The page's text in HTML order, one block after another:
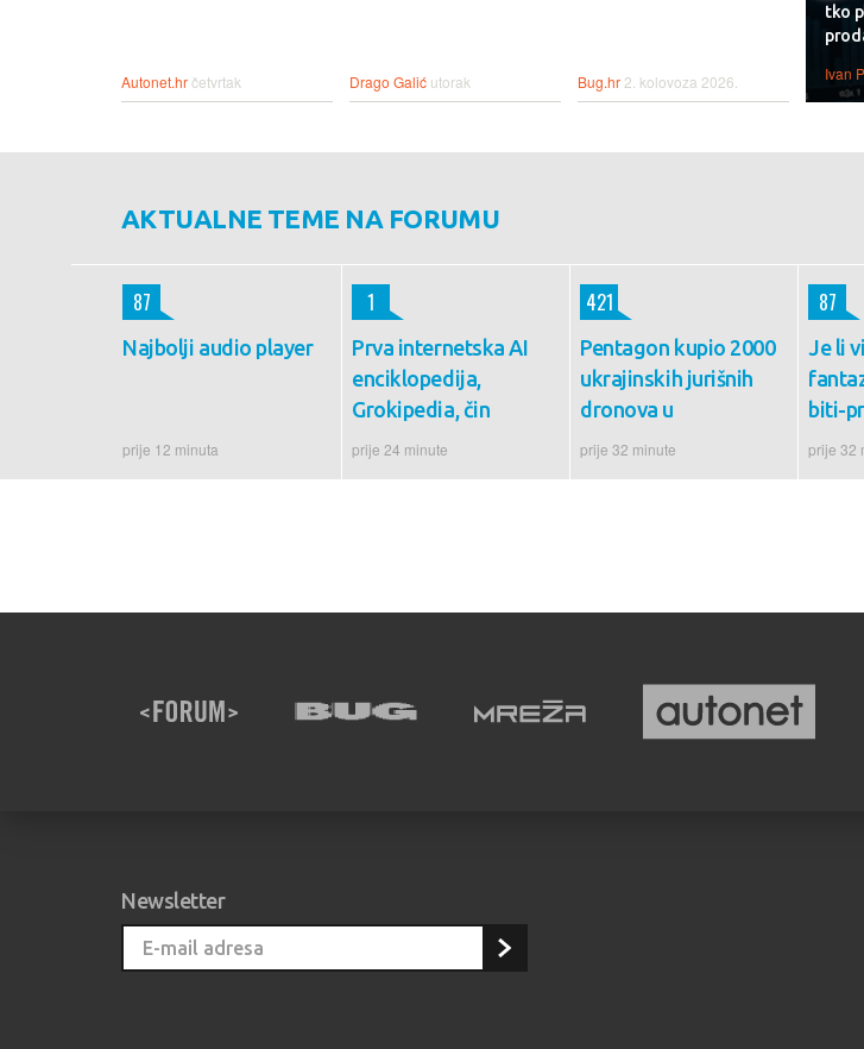
Autonet.hrčetvrtak Drago Galić utorak Bug.hr 2. kolovoza 2026.
tko
Ivan
AKTUALNE TEME NA FORUMU
Najbolji audio player
prije 12 minuta
87
Prva internetska AI
enciklopedija,
Grokipedia, čin
prije 24 minute
1
Pentagon kupio 2000
ukrajinskih jurišnih
dronova u
prije 32 minute
421
Je li
biti-
prije 32
87
Newsletter